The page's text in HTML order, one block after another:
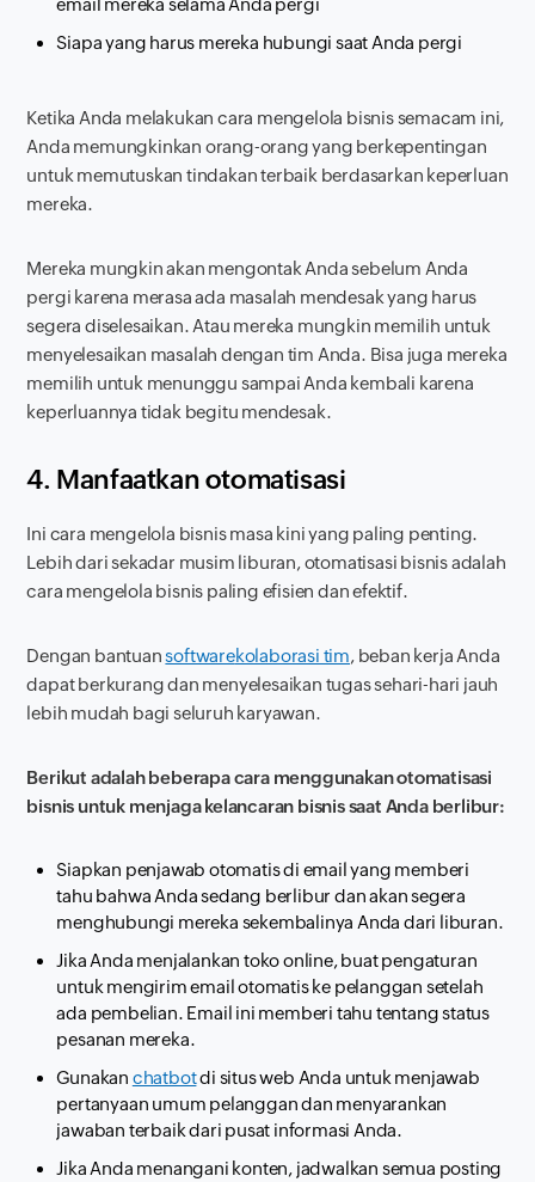
Siapa yang harus mereka hubungi saat Anda pergi
Ketika Anda melakukan cara mengelola bisnis semacam ini,
Anda memungkinkan orang-orang yang berkepentingan
untuk memutuskan tindakan terbaik berdasarkan keperluan
mereka.
Mereka mungkin akan mengontak Anda sebelum Anda
pergi karena merasa ada masalah mendesak yang harus
segera diselesaikan. Atau mereka mungkin memilih untuk
menyelesaikan masalah dengan tim Anda. Bisa juga mereka
memilih untuk menunggu sampai Anda kembali karena
keperluannya tidak begitu mendesak.
4. Manfaatkan otomatisasi
Ini cara mengelola bisnis masa kini yang paling penting.
Lebih dari sekadar musim liburan, otomatisasi bisnis adalah
cara mengelola bisnis paling efisien dan efektif.
Dengan bantuansoftwarekolaborasi tim, beban kerja Anda
dapat berkurang dan menyelesaikan tugas sehari-hari jauh
lebih mudah bagi seluruh karyawan.
Berikut adalah beberapa cara menggunakan otomatisasi
bisnis untuk menjaga kelancaran bisnis saat Anda berlibur:
Siapkan penjawab otomatis di email yang memberi
tahu bahwa Anda sedang berlibur dan akan segera
menghubungi mereka sekembalinya Anda dari liburan.
Jika Anda menjalankan tokoonline, buat pengaturan
untuk mengirim email otomatis ke pelanggan setelah
ada pembelian. Email ini memberi tahu tentang status
pesanan mereka.
Gunakan chatbotdi situs web Anda untuk menjawab
pertanyaan umum pelanggan dan menyarankan
jawaban terbaik dari pusat informasi Anda.
Jika Anda menangani konten, jadwalkan semua posting